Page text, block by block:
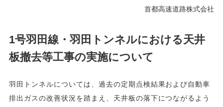
首都高速道路株式会社
1号羽田線・羽田トンネルにおける天井
板撤去等工事の実施について
羽田トンネルについては、過去の定期点検結果および自動車
排出ガスの改善状況を踏まえ、天井板の落下につながるよう